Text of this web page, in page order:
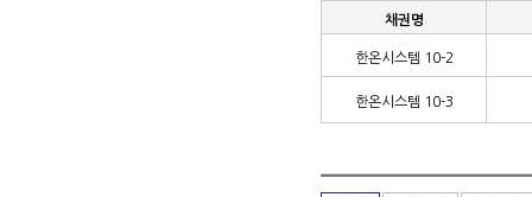
채권명
한온시스템 10-2
한온시스템 10-3